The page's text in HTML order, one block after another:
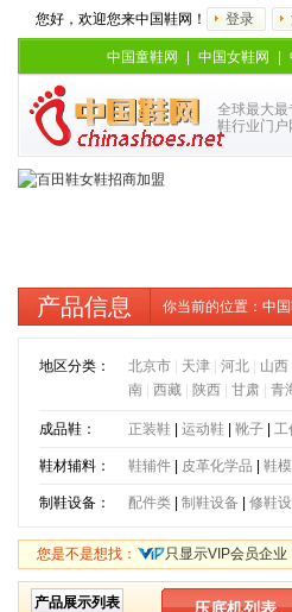
您好，欢迎您来中国鞋网！ 登录
中国童鞋网 中国女鞋网
全球最大最
鞋行业门户
产品信息 你当前的位置： 中
地区分类： 北京市| 天津| 河北| 山西|
南| 西藏| 陕西| 甘肃| 青
成品鞋： 正装鞋| 运动鞋| 靴子| 工
鞋材辅料： 鞋辅件| 皮革化学品 鞋
制鞋设备： 配件类| 制鞋设备 修鞋
您是不是想找： 只显示VIP会员企业
产品展示列表